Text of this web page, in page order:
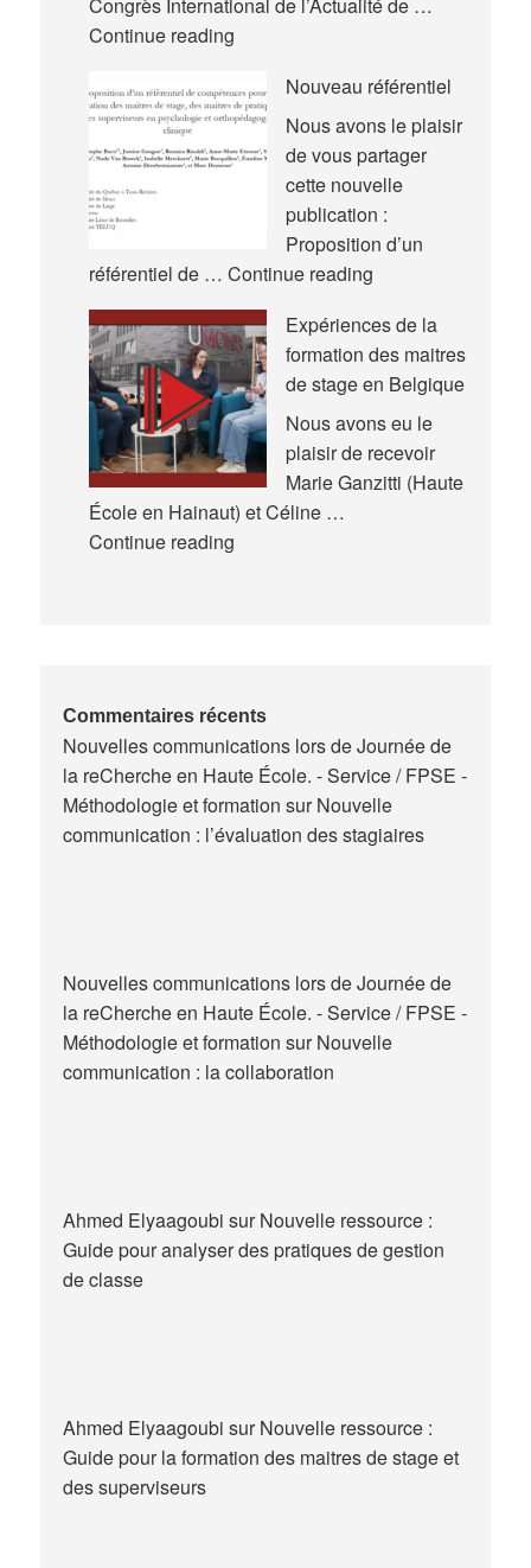
Congrès International de l’Actualité de …
Continue readingNouvelles
–
Congrès
International
l’Actualité
la
en
Éducation
et
en
Formation
(AREF)
Nouveau référentiel
Nous avons le plaisir
de vous partager
cette nouvelle
publication :
Proposition d’un
référentiel de … Continue readingNouveau
Expériences de la
formation des maitres
de stage en Belgique
Nous avons eu le
plaisir de recevoir
Marie Ganzitti (Haute
École en Hainaut) et Céline …
Continue readingExpériences
de
stage
en
Belgique
Commentaires récents
Nouvelles communications lors de Journée de
la reCherche en Haute École. - Service / FPSE -
Méthodologie et formation surNouvelle
communication : l’évaluation des stagiaires
Nouvelles communications lors de Journée de
la reCherche en Haute École. - Service / FPSE -
Méthodologie et formation surNouvelle
communication : la collaboration
Ahmed Elyaagoubi surNouvelle ressource :
Guide pour analyser des pratiques de gestion
de classe
Ahmed Elyaagoubi surNouvelle ressource :
Guide pour la formation des maitres de stage et
des superviseurs